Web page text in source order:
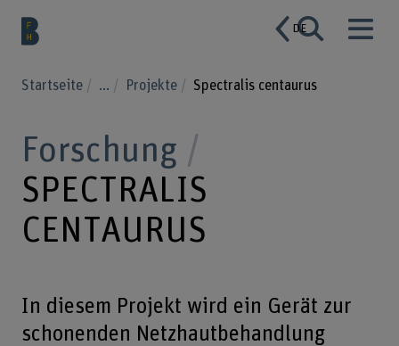
DE
Startseite ... Projekte Spectralis centaurus
Forschung
SPECTRALIS
CENTAURUS
In diesem Projekt wird ein Gerät zur
schonenden Netzhautbehandlung